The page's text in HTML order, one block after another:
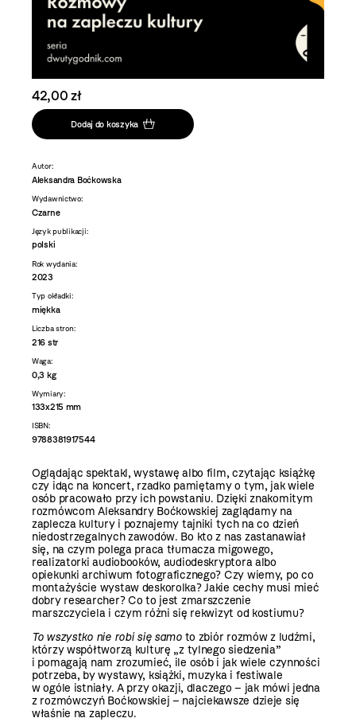
42,00 zł
Dodaj do koszyka
Autor:
Aleksandra Boćkowska
Wydawnictwo:
Czarne
Język publikacji:
polski
Rok wydania:
2023
Typ okładki:
miękka
Liczba stron:
216 str
Waga:
0,3 kg
Wymiary:
133x215 mm
ISBN:
9788381917544
Oglądając spektakl, wystawę albo film, czytając książkę
czy idąc na koncert, rzadko pamiętamy o tym, jak wiele
osób pracowało przy ich powstaniu. Dzięki znakomitym
rozmówcom Aleksandry Boćkowskiej zaglądamy na
zaplecza kultury i poznajemy tajniki tych na co dzień
niedostrzegalnych zawodów. Bo kto z nas zastanawiał
się, na czym polega praca tłumacza migowego,
realizatorki audiobooków, audiodeskryptora albo
opiekunki archiwum fotograficznego? Czy wiemy, po co
montażyście wystaw deskorolka? Jakie cechy musi mieć
dobry researcher? Co to jest zmarszczenie
marszczyciela i czym różni się rekwizyt od kostiumu?
To wszystko nie robi się samoto zbiór rozmów z ludźmi,
którzy współtworzą kulturę „z tylnego siedzenia”
i pomagają nam zrozumieć, ile osób i jak wiele czynności
potrzeba, by wystawy, książki, muzyka i festiwale
w ogóle istniały. A przy okazji, dlaczego – jak mówi jedna
z rozmówczyń Boćkowskiej – najciekawsze dzieje się
właśnie na zapleczu.